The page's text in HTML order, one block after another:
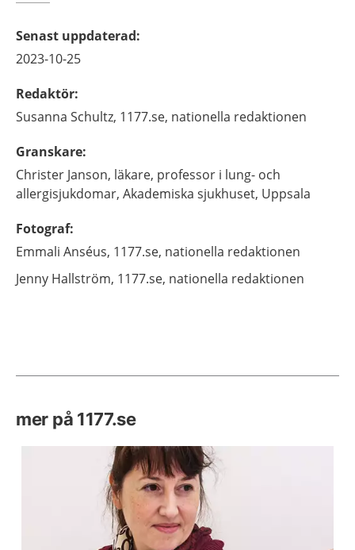
Senast uppdaterad:
2023-10-25
Redaktör:
Susanna Schultz, 1177.se, nationella redaktionen
Granskare:
Christer Janson, läkare, professor i lung- och
allergisjukdomar, Akademiska sjukhuset, Uppsala
Fotograf:
Emmali Anséus, 1177.se, nationella redaktionen
Jenny Hallström, 1177.se, nationella redaktionen
mer på 1177.se